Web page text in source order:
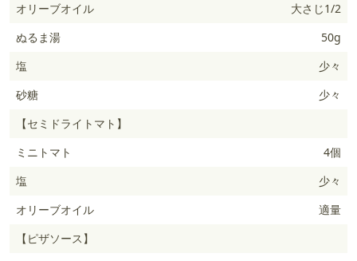
オリーブオイル
大さじ1/2
ぬるま湯
50g
塩
少々
砂糖
少々
【セミドライトマト】
ミニトマト
4個
塩
少々
オリーブオイル
適量
【ピザソース】